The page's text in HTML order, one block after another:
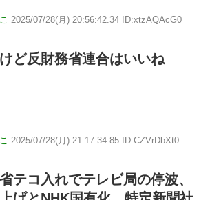
2025/07/28(月) 20:56:42.34 ID:xtzAQAcG0
ど反財務省連合はいいね
2025/07/28(月) 21:17:34.85 ID:CZVrDbXt0
テコ入れでテレビ局の停波、